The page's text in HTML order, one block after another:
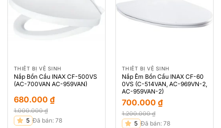
THIẾT BỊ VỆ SINH
Nắp Bồn Cầu INAX CF-500VS
(AC-700VAN AC-959VAN)
1.000.000₫
Giá
680.000 ₫
Giá 5 Đã bán: 78
THIẾT BỊ VỆ SINH
Nắp Êm Bồn Cầu INAX CF-60
0VS (C-514VAN, AC-969VN-2,
AC-959VAN-2)
1.200.000₫
Giá
700.000 ₫
Giá 5 Đã bán: 78